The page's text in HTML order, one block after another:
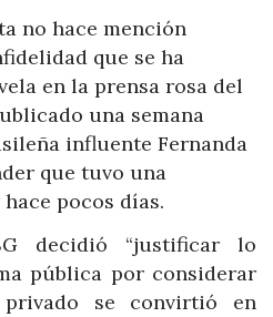
no hace mención
que se ha
en la prensa rosa del
una semana
influente Fernanda
que tuvo una
pocos días.
decidió “justificar lo
pública por considerar
se convirtió en